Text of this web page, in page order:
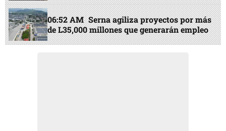
06:52 AM Serna agiliza proyectos por más
de L35,000 millones que generarán empleo